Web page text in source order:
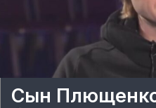
Сын Плющенко